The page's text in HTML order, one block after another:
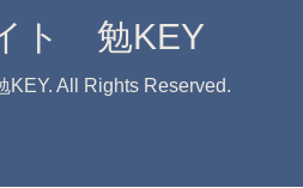
ト 勉KEY
KEY. All Rights Reserved.